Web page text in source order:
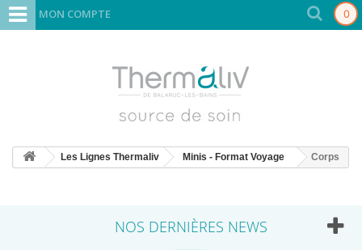
MON COMPTE 0
Les Lignes Thermaliv Minis - Format Voyage Corps
NOS DERNIÈRES NEWS